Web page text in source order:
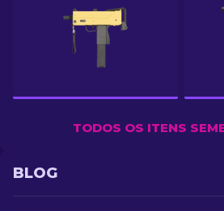
TODOS OS ITENS
BLOG